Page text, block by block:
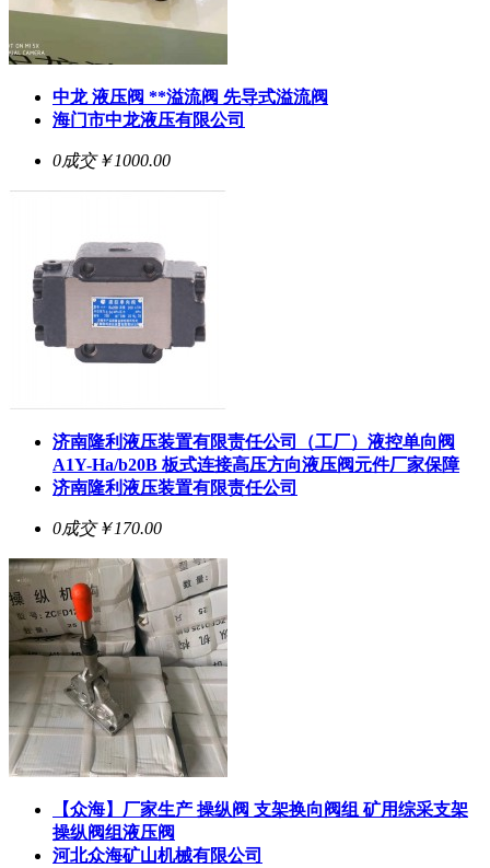
中龙 液压阀 **溢流阀 先导式溢流阀
海门市中龙液压有限公司
0成交￥1000.00
济南隆利液压装置有限责任公司（工厂）液控单向阀
A1Y-Ha/b20B 板式连接高压方向液压阀元件厂家保障
济南隆利液压装置有限责任公司
0成交￥170.00
【众海】厂家生产 操纵阀 支架换向阀组 矿用综采支架
操纵阀组液压阀
河北众海矿山机械有限公司